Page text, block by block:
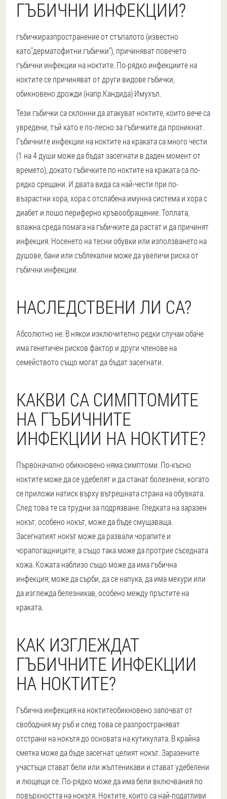
ГЪБИЧНИ ИНФЕКЦИИ?
гъбичкиразпространение от стъпалото (известно
като"дерматофитни гъбички"), причиняват повечето
гъбични инфекции на ноктите. По-рядко инфекциите на
ноктите се причиняват от други видове гъбички,
обикновено дрожди (напр.Кандида) Имухъл.
Тези гъбички са склонни да атакуват ноктите, които вече са
увредени, тъй като е по-лесно за гъбичките да проникнат.
Гъбичните инфекции на ноктите на краката са много чести
(1 на 4 души може да бъдат засегнати в даден момент от
времето), докато гъбичките по ноктите на краката са по-
рядко срещани. И двата вида са най-чести при по-
възрастни хора, хора с отслабена имунна система и хора с
диабет и лошо периферно кръвообращение. Топлата,
влажна среда помага на гъбичките да растат и да причинят
инфекция. Носенето на тесни обувки или използването на
душове, бани или съблекални може да увеличи риска от
гъбични инфекции.
НАСЛЕДСТВЕНИ ЛИ СА?
Абсолютно не. В някои изключително редки случаи обаче
има генетичен рисков фактор и други членове на
семейството също могат да бъдат засегнати.
КАКВИ СА СИМПТОМИТЕ
НА ГЪБИЧНИТЕ
ИНФЕКЦИИ НА НОКТИТЕ?
Първоначално обикновено няма симптоми. По-късно
ноктите може да се удебелят и да станат болезнени, когато
се приложи натиск върху вътрешната страна на обувката.
След това те са трудни за подрязване. Гледката на заразен
нокът, особено нокът, може да бъде смущаваща.
Засегнатият нокът може да развали чорапите и
чорапогащниците, а също така може да протрие съседната
кожа. Кожата наблизо също може да има гъбична
инфекция; може да сърби, да се напука, да има мехури или
да изглежда белезникав, особено между пръстите на
краката.
КАК ИЗГЛЕЖДАТ
ГЪБИЧНИТЕ ИНФЕКЦИИ
НА НОКТИТЕ?
Гъбична инфекция на ноктитеобикновено започват от
свободния му ръб и след това се разпространяват
отстрани на нокътя до основата на кутикулата. В крайна
сметка може да бъде засегнат целият нокът. Заразените
участъци стават бели или жълтеникави и стават удебелени
и лющещи се. По-рядко може да има бели включвания по
повърхността на нокътя. Ноктите, които са най-податливи